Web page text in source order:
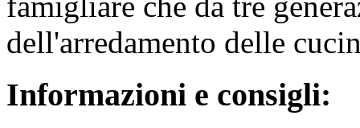
dell'arredamento delle
Informazioni e consigli: